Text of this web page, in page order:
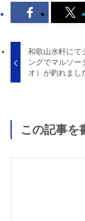
和歌山水軒にて
ングでマルソー
オ）が釣れまし
この記事を